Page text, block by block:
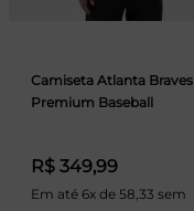
Camiseta Atlanta Braves
Premium Baseball
R$ 349,99
Em até 6x de 58,33 sem